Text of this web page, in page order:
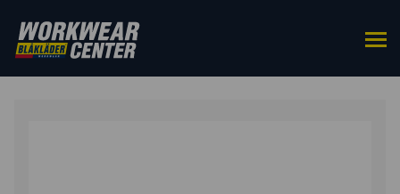
HOME/ACCESSOIRES